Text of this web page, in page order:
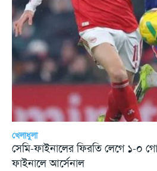
খেলাধুলা
সেমি-ফাইনালের ফিরতি লেগে ১-০
ফাইনালে আর্সেনাল